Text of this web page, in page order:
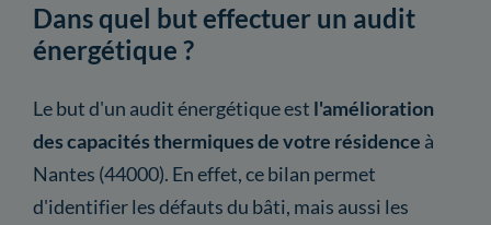
Dans quel but effectuer un audit
énergétique ?
Le but d'un audit énergétique est l'amélioration
des capacités thermiques de votre résidence à
Nantes (44000). En effet, ce bilan permet
d'identifier les défauts du bâti, mais aussi les